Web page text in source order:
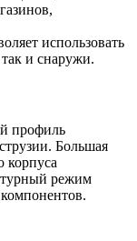
использовать
и снаружи.
профиль
Большая
корпуса
режим